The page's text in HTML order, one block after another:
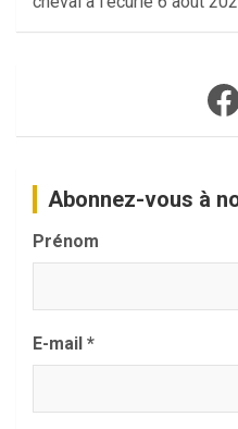
Abonnez-vous à
Prénom
E-mail *